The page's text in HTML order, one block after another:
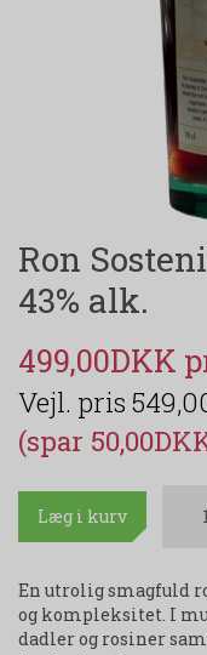
Ron
43% alk.
499,00DKK
(spar
Læg i kurv
En utrolig smagfuld
og kompleksitet. I
dadler og rosiner